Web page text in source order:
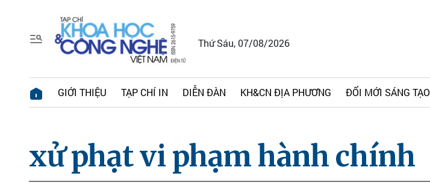
Thứ Sáu, 07/08/2026
GIỚI THIỆU TẠP CHÍ IN DIỄN ĐÀN KH&CN ĐỊA PHƯƠNG ĐỔI MỚI SÁNG TẠO
xử phạt vi phạm hành chính